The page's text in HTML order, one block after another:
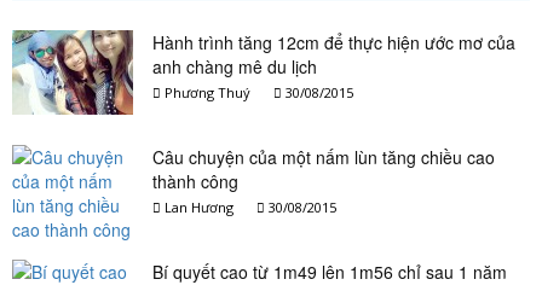
Hành trình tăng 12cm để thực hiện ước mơ của
anh chàng mê du lịch
Phương Thuý 30/08/2015
Câu chuyện của một nấm lùn tăng chiều cao
thành công
Lan Hương 30/08/2015
Bí quyết cao từ 1m49 lên 1m56 chỉ sau 1 năm